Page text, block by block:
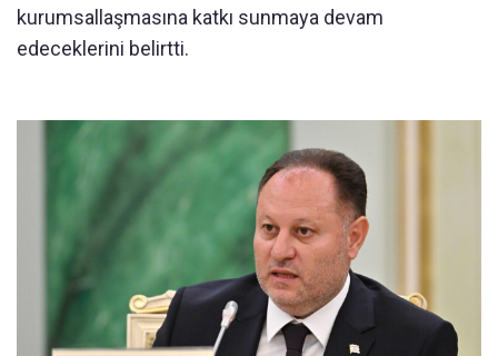
kurumsallaşmasına katkı sunmaya devam
edeceklerini belirtti.